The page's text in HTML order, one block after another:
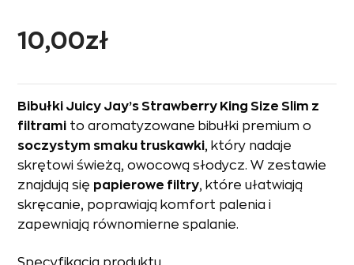
10,00zł
Bibułki Juicy Jay’s Strawberry King Size Slim z
filtrami to aromatyzowane bibułki premium o
soczystym smaku truskawki, który nadaje
skrętowi świeżą, owocową słodycz. W zestawie
znajdują się papierowe filtry, które ułatwiają
skręcanie, poprawiają komfort palenia i
zapewniają równomierne spalanie.